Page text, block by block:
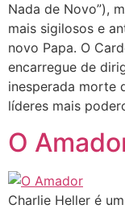
Nada de Novo”),
mais sigilosos e
novo Papa. O
encarregue de
inesperada morte
líderes mais
O
Charlie Heller é